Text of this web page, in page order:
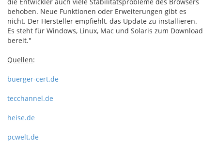
behoben. Neue Funktionen oder Erweiterungen gibt es
nicht. Der Hersteller empfiehlt, das Update zu installieren.
Es steht für Windows, Linux, Mac und Solaris zum Download
bereit."
Quellen:
buerger-cert.de
tecchannel.de
heise.de
pcwelt.de